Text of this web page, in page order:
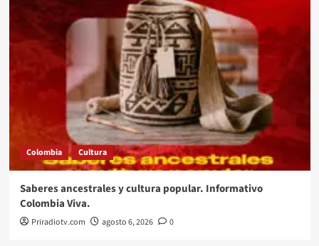
Colombia Cultura
Saberes ancestrales y cultura popular. Informativo
Colombia Viva.
Priradiotv.com agosto 6, 2026 0